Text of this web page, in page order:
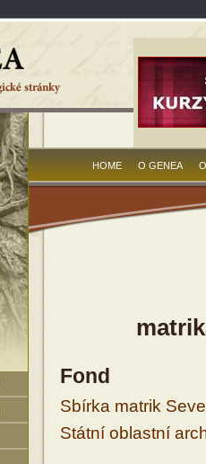
HOME O GENEA
Fond
Sbírka matrik
Státní oblastní